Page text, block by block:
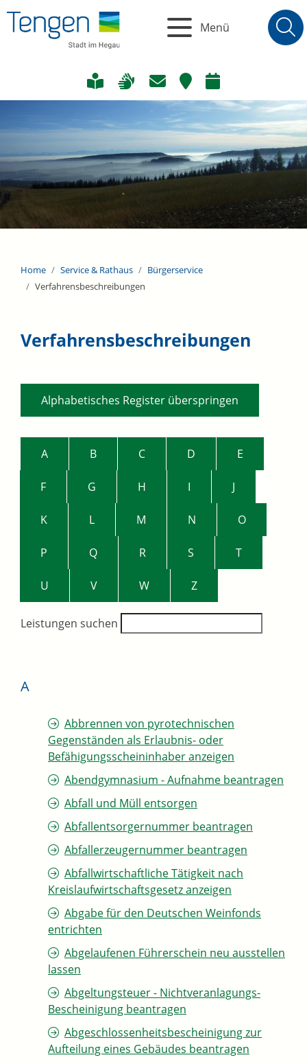
Menü
Home Service & Rathaus
Bürgerservice
Verfahrensbeschreibungen
Verfahrensbeschreibungen
Alphabetisches Register überspringen
A B C D E
F G H I J
K L M N O
P Q R S T
U V W Z
Leistungen suchen
A
Abbrennen von pyrotechnischen
Gegenständen als Erlaubnis- oder
Befähigungsscheininhaber anzeigen
Abendgymnasium - Aufnahme beantragen
Abfall und Müll entsorgen
Abfallentsorgernummer beantragen
Abfallerzeugernummer beantragen
Abfallwirtschaftliche Tätigkeit nach
Kreislaufwirtschaftsgesetz anzeigen
Abgabe für den Deutschen Weinfonds
entrichten
Abgelaufenen Führerschein neu ausstellen
lassen
Abgeltungsteuer - Nichtveranlagungs-
Bescheinigung beantragen
Abgeschlossenheitsbescheinigung zur
Aufteilung eines Gebäudes beantragen